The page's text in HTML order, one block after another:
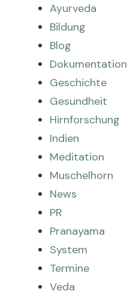
Ayurveda
Bildung
Blog
Dokumentation
Geschichte
Gesundheit
Hirnforschung
Indien
Meditation
Muschelhorn
News
PR
Pranayama
System
Termine
Veda